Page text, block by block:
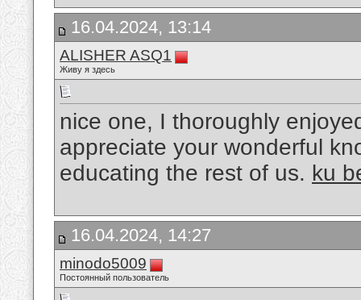
16.04.2024, 13:14
ALISHER ASQ1
Живу я здесь
nice one, I thoroughly
appreciate your wonderful
educating the rest of us. ku
16.04.2024, 14:27
minodo5009
Постоянный пользователь